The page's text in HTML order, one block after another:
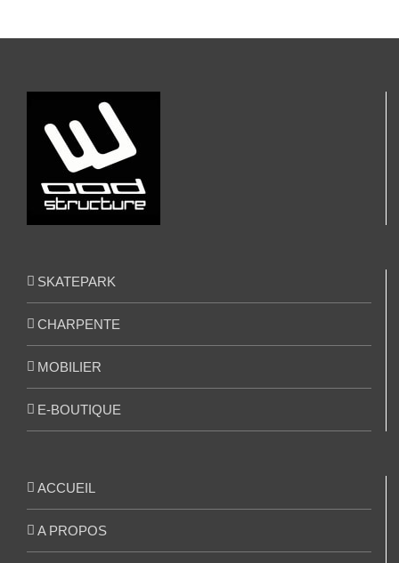
SKATEPARK
CHARPENTE
MOBILIER
E-BOUTIQUE
ACCUEIL
A PROPOS